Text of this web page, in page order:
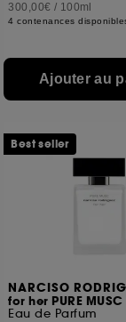
300,00€ / 100ml
4 contenances
Ajouter au
NARCISO
for her PURE MUSC
Eau de Parfum
Best seller